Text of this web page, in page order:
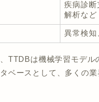
疾病診断
解析など
異常検知
TTDBは機械学習モデル
ベースとして、多くの業